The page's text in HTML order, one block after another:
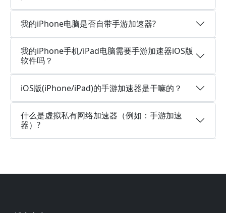
我的iPhone电脑是否自带手游加速器?
我的iPhone手机/iPad电脑需要手游加速器iOS版
软件吗？
iOS版(iPhone/iPad)的手游加速器是干嘛的？
什么是虚拟私有网络加速器（例如：手游加速
器）?